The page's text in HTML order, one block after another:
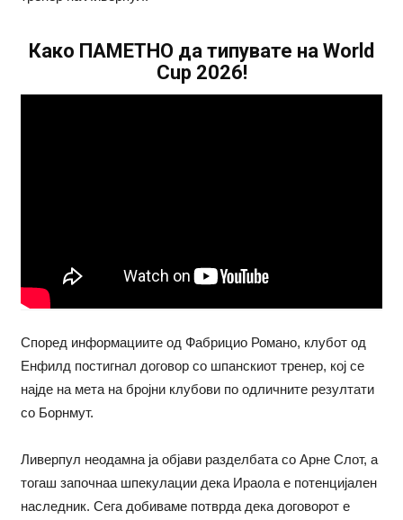
Како ПАМЕТНО да типувате на World
Cup 2026!
Според информациите од Фабрицио Романо, клубот од
Енфилд постигнал договор со шпанскиот тренер, кој се
најде на мета на бројни клубови по одличните резултати
со Борнмут.
Ливерпул неодамна ја објави разделбата со Арне Слот, а
тогаш започнаа шпекулации дека Ираола е потенцијален
наследник. Сега добиваме потврда дека договорот е